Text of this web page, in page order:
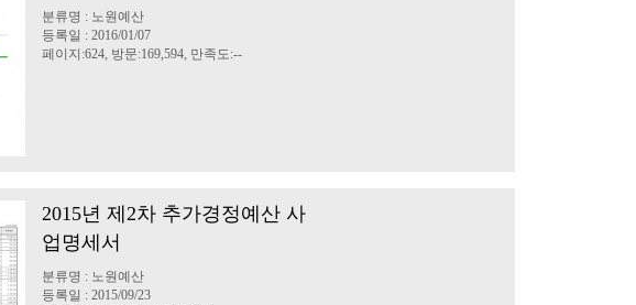
분류명 : 노원예산
등록일 : 2016/01/07
페이지:624, 방문:169,594, 만족도:--
2015년 제2차 추가경정예산 사
업명세서
분류명 : 노원예산
등록일 : 2015/09/23